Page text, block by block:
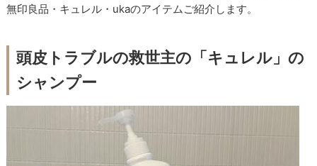
無印良品・キュレル・ukaのアイテムご紹介します。
頭皮トラブルの救世主の「キュレル」の
シャンプー